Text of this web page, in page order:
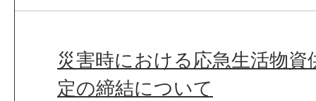
災害時における応急生活物
定の締結について